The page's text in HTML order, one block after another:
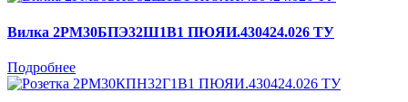
Вилка 2РМ30БПЭ32Ш1В1 ПЮЯИ.430424.026 ТУ
Подробнее